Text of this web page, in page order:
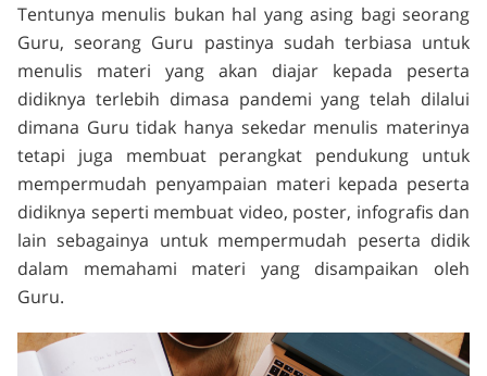
Tentunya menulis bukan hal yang asing bagi seorang
Guru, seorang Guru pastinya sudah terbiasa untuk
menulis materi yang akan diajar kepada peserta
didiknya terlebih dimasa pandemi yang telah dilalui
dimana Guru tidak hanya sekedar menulis materinya
tetapi juga membuat perangkat pendukung untuk
mempermudah penyampaian materi kepada peserta
didiknya seperti membuat video, poster, infografis dan
lain sebagainya untuk mempermudah peserta didik
dalam memahami materi yang disampaikan oleh
Guru.